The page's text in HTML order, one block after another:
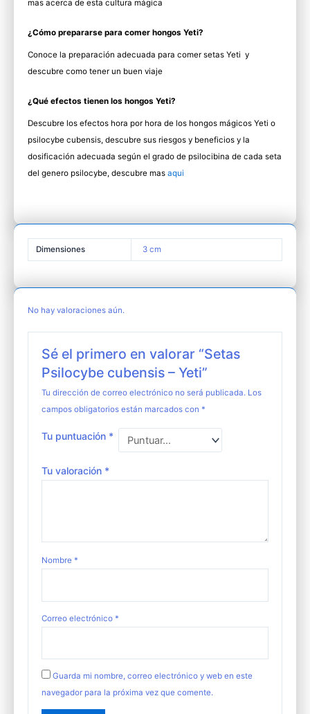
mas acerca de esta cultura mágica
¿Cómo prepararse para comer hongos Yeti?
Conoce la preparación adecuada para comer setas Yeti y
descubre como tener un buen viaje
¿Qué efectos tienen los hongos Yeti?
Descubre los efectos hora por hora de los hongos mágicos Yeti o
psilocybe cubensis, descubre sus riesgos y beneficios y la
dosificación adecuada según el grado de psilocibina de cada seta
del genero psilocybe, descubre mas aqui
Dimensiones 3 cm
No hay valoraciones aún.
Sé el primero en valorar “Setas
Psilocybe cubensis – Yeti”
Tu dirección de correo electrónico no será publicada. Los
campos obligatorios están marcados con *
Tu puntuación *
Tu valoración *
Nombre *
Correo electrónico *
Guarda mi nombre, correo electrónico y web en este
navegador para la próxima vez que comente.